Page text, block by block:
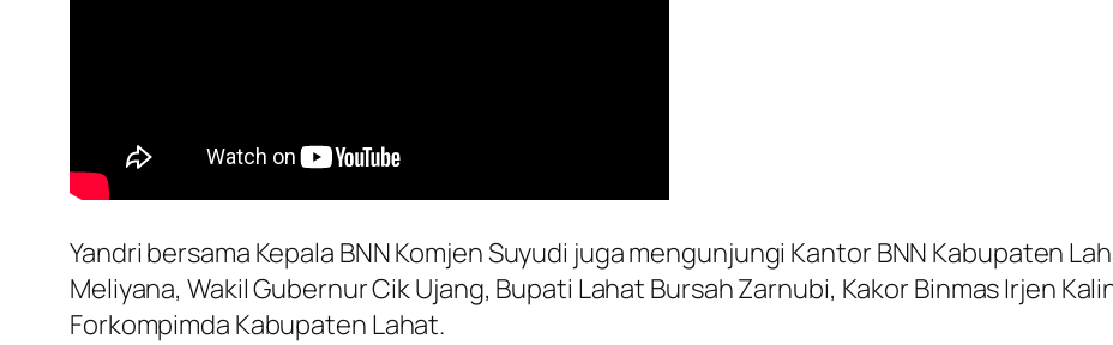
Yandri bersama Kepala BNN Komjen Suyudi juga mengunjungi Kantor BNN Kabupaten
Meliyana, Wakil Gubernur Cik Ujang, Bupati Lahat Bursah Zarnubi, Kakor Binmas Irjen
Forkompimda Kabupaten Lahat.